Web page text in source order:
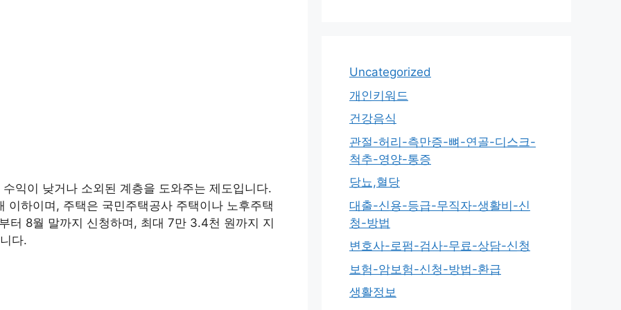
익이 낮거나 소외된 계층을 도와주는 제도입니다.
이하이며, 주택은 국민주택공사 주택이나 노후주택
터 8월 말까지 신청하며, 최대 7만 3.4천 원까지 지
다.
Uncategorized
개인키워드
건강음식
관절-허리-측만증-뼈-연골-디스크-
척추-영양-통증
당뇨,혈당
대출-신용-등급-무직자-생활비-신
청-방법
변호사-로펌-검사-무료-상담-신청
보험-암보험-신청-방법-환급
생활정보